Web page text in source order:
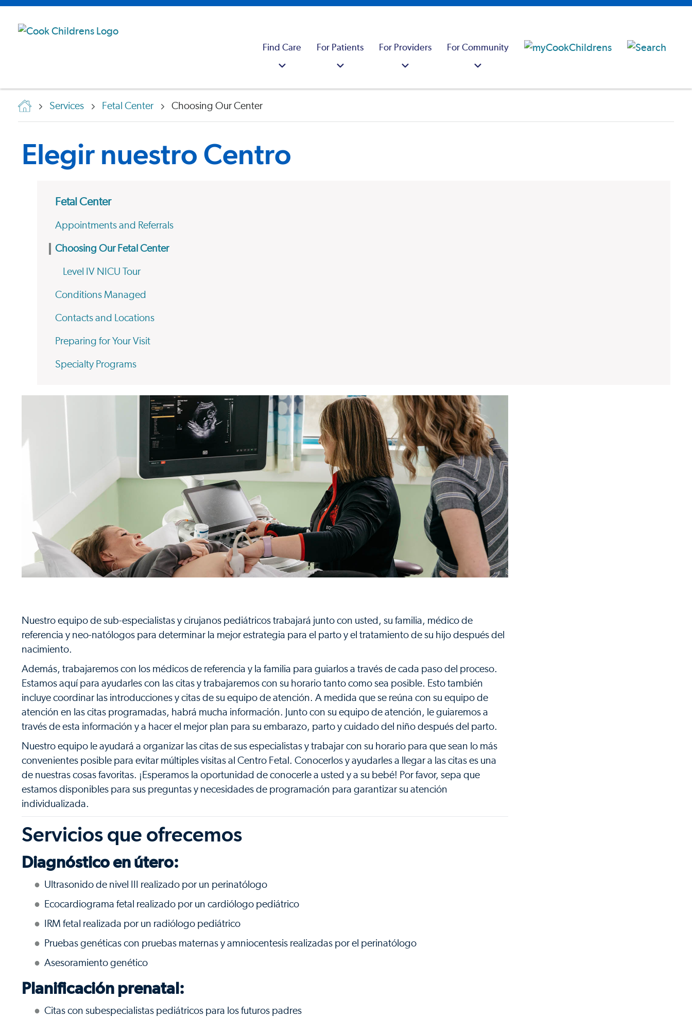
Find Care For Patients For Providers For Community
Services Fetal Center Choosing Our Center
Elegir nuestro Centro
Fetal Center
Appointments and Referrals
Choosing Our Fetal Center
Level IV NICU Tour
Conditions Managed
Contacts and Locations
Preparing for Your Visit
Specialty Programs
Nuestro equipo de sub-especialistas y cirujanos pediátricos trabajará junto con usted, su familia, médico de
referencia y neo-natólogos para determinar la mejor estrategia para el parto y el tratamiento de su hijo después del
nacimiento.
Además, trabajaremos con los médicos de referencia y la familia para guiarlos a través de cada paso del proceso.
Estamos aquí para ayudarles con las citas y trabajaremos con su horario tanto como sea posible. Esto también
incluye coordinar las introducciones y citas de su equipo de atención. A medida que se reúna con su equipo de
atención en las citas programadas, habrá mucha información. Junto con su equipo de atención, le guiaremos a
través de esta información y a hacer el mejor plan para su embarazo, parto y cuidado del niño después del parto.
Nuestro equipo le ayudará a organizar las citas de sus especialistas y trabajar con su horario para que sean lo más
convenientes posible para evitar múltiples visitas al Centro Fetal. Conocerlos y ayudarles a llegar a las citas es una
de nuestras cosas favoritas. ¡Esperamos la oportunidad de conocerle a usted y a su bebé! Por favor, sepa que
estamos disponibles para sus preguntas y necesidades de programación para garantizar su atención
individualizada.
Servicios que ofrecemos
Diagnóstico en útero:
Ultrasonido de nivel III realizado por un perinatólogo
Ecocardiograma fetal realizado por un cardiólogo pediátrico
IRM fetal realizada por un radiólogo pediátrico
Pruebas genéticas con pruebas maternas y amniocentesis realizadas por el perinatólogo
Asesoramiento genético
Planificación prenatal:
Citas con subespecialistas pediátricos para los futuros padres